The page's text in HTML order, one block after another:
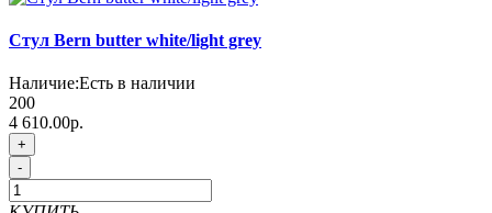
Стул Bern butter white/light grey
Наличие:Есть в наличии
200
4 610.00р.
+
-